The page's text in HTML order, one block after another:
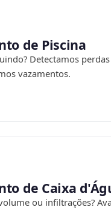
de Piscina
Detectamos perdas
vazamentos.
de Caixa
ou infiltrações?